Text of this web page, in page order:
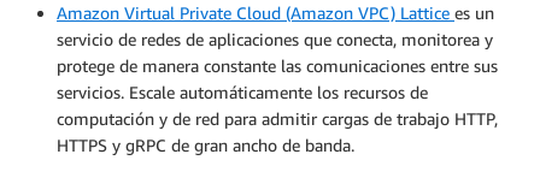
Amazon Virtual Private Cloud (Amazon VPC) Lattice es un
servicio de redes de aplicaciones que conecta, monitorea y
protege de manera constante las comunicaciones entre sus
servicios. Escale automáticamente los recursos de
computación y de red para admitir cargas de trabajo HTTP,
HTTPS y gRPC de gran ancho de banda.